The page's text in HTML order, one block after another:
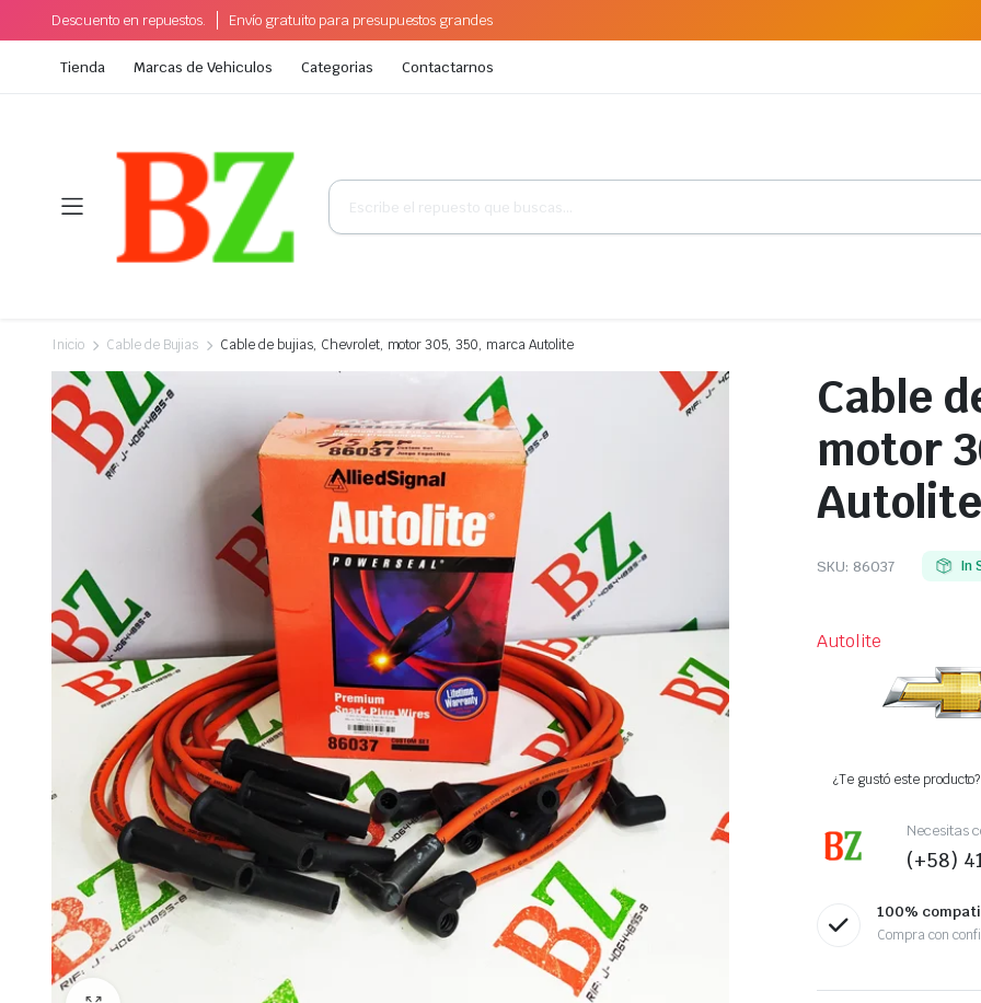
Descuento en repuestos. Envío gratuito para presupuestos grandes
Tienda Marcas de Vehiculos Categorias Contactarnos
Búsqueda
productos
Inicio Cable de Bujias Cable de bujias, Chevrolet, motor 305, 350, marca Autolite
Cable
motor
SKU: 86037 In
Autolite
¿Te gustó este
Necesitas
(+58)
100%
Compra con